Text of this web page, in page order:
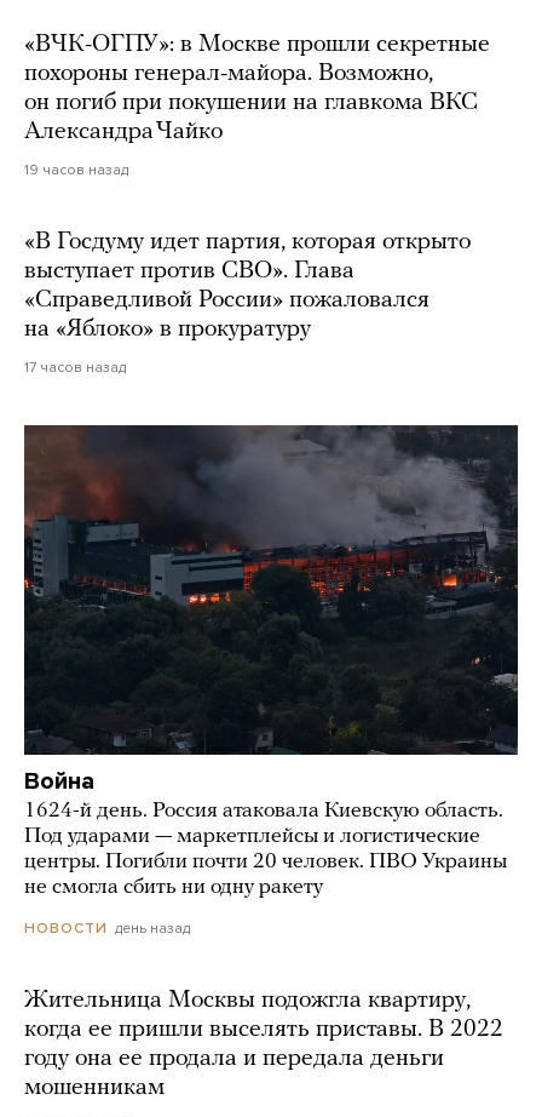
«ВЧК-ОГПУ»: в Москве прошли секретные
похороны генерал-майора. Возможно,
он погиб при покушении на главкома ВКС
Александра Чайко
19 часов назад
«В Госдуму идет партия, которая открыто
выступает против СВО». Глава
«Справедливой России» пожаловался
на «Яблоко» в прокуратуру
17 часов назад
Война
1624-й день. Россия атаковала Киевскую область.
Под ударами — маркетплейсы и логистические
центры. Погибли почти 20 человек. ПВО Украины
не смогла сбить ни одну ракету
НОВОСТИ день назад
Жительница Москвы подожгла квартиру,
когда ее пришли выселять приставы. В 2022
году она ее продала и передала деньги
мошенникам